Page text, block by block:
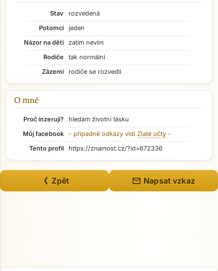
Přejít na hlavní obsah
Stav
rozvedená
Potomci
jeden
Názor na děti
zatím nevím
Rodiče
tak normální
Zázemí
rodiče se rozvedli
O mně
Proč inzeruji?
hledám životní lásku
Můj facebook
- případné odkazy vidí Zlaté účty -
Tento profil
https://znamost.cz/?id=672336
《 Zpět mail Napsat vzkaz